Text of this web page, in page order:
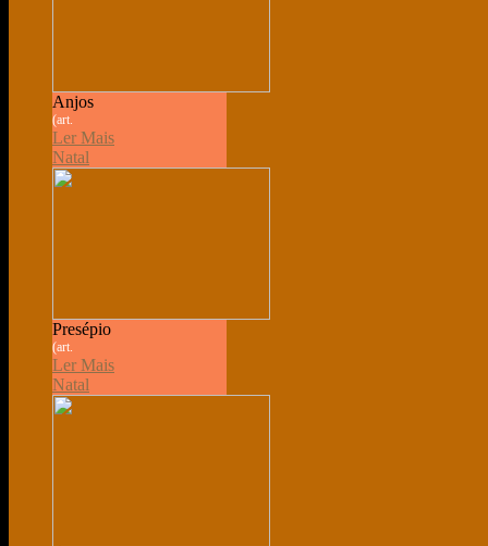
Anjos
(art.
Ler Mais
Natal
Presépio
(art.
Ler Mais
Natal